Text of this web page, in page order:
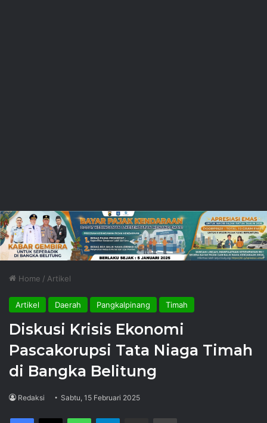
Home / Artikel
Artikel Daerah Pangkalpinang Timah
Diskusi Krisis Ekonomi
Pascakorupsi Tata Niaga Timah
di Bangka Belitung
Redaksi Sabtu, 15 Februari 2025
Facebook
X WhatsAppTelegram Share via Email Print